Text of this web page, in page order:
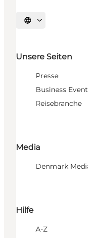
Sprache auswählen
Unsere Seiten
Presse
Business
Reisebranche
Media
Denmark
Hilfe
A-Z